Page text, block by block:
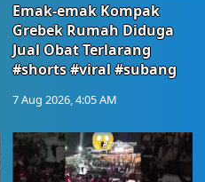
Emak-emak Kompak
Grebek Rumah Diduga
Jual Obat Terlarang
#shorts #viral #subang
7 Aug 2026, 4:05 AM